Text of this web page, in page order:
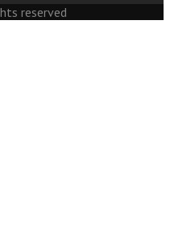
reserved